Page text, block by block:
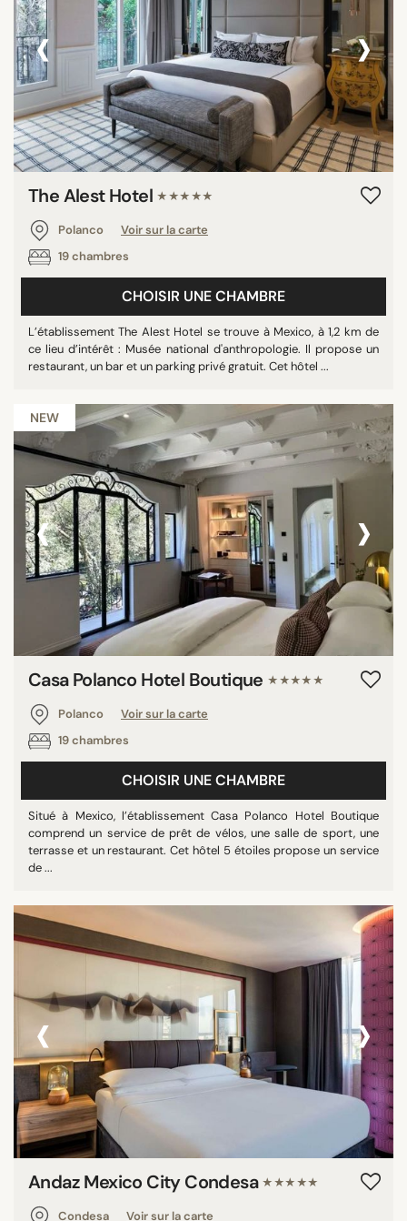
‹ ›
The Alest Hotel ★★★★★
Polanco
Voir sur la carte
19 chambres
CHOISIR UNE CHAMBRE
L’établissement The Alest Hotel se trouve à Mexico, à 1,2 km de
ce lieu d’intérêt : Musée national d'anthropologie. Il propose un
restaurant, un bar et un parking privé gratuit. Cet hôtel ...
NEW
‹ ›
Casa Polanco Hotel Boutique ★★★★★
Polanco
Voir sur la carte
19 chambres
CHOISIR UNE CHAMBRE
Situé à Mexico, l’établissement Casa Polanco Hotel Boutique
comprend un service de prêt de vélos, une salle de sport, une
terrasse et un restaurant. Cet hôtel 5 étoiles propose un service
de ...
‹ ›
Andaz Mexico City Condesa ★★★★★
Condesa
Voir sur la carte